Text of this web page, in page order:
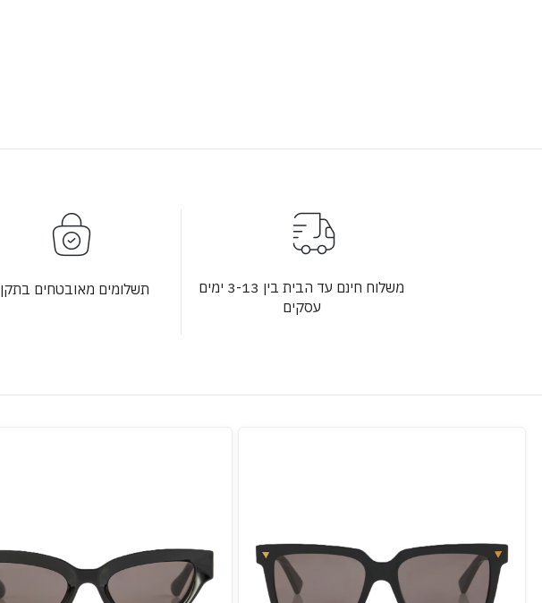
משלוח חינם עד הבית בין 3-13 ימים
עסקים
תשלומים מאובטחים בתקן PCI